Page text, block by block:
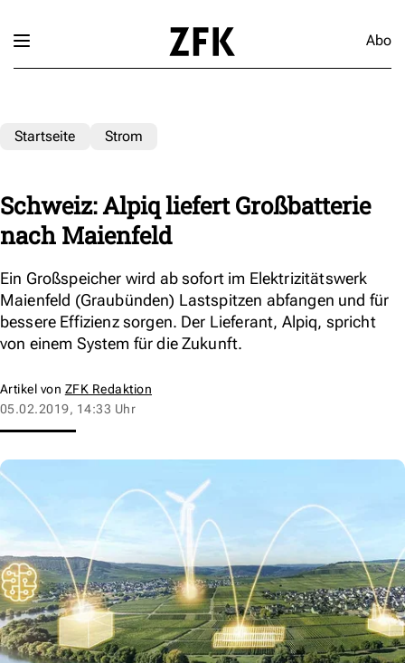
Abo
Startseite Strom
Schweiz: Alpiq liefert Großbatterie
nach Maienfeld
Ein Großspeicher wird ab sofort im Elektrizitätswerk
Maienfeld (Graubünden) Lastspitzen abfangen und für
bessere Effizienz sorgen. Der Lieferant, Alpiq, spricht
von einem System für die Zukunft.
Artikel von ZFK Redaktion
05.02.2019, 14:33 Uhr